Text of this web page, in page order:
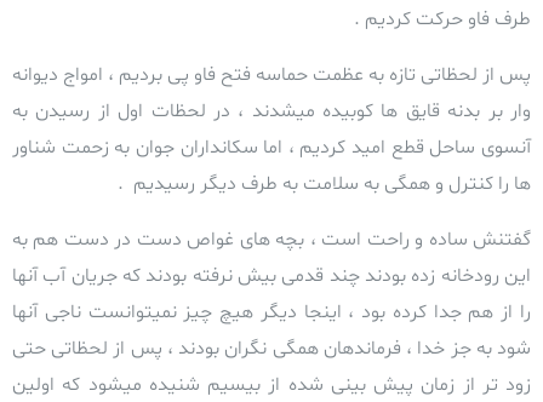
طرف فاو حرکت کردیم .
پس از لحظاتی تازه به عظمت حماسه فتح فاو پی بردیم ، امواج دیوانه
وار بر بدنه قایق ها کوبیده میشدند ، در لحظات اول از رسیدن به
آنسوی ساحل قطع امید کردیم ، اما سکانداران جوان به زحمت شناور
ها را کنترل و همگی به سلامت به طرف دیگر رسیدیم .
گفتنش ساده و راحت است ، بچه های غواص دست در دست هم به
این رودخانه زده بودند چند قدمی بیش نرفته بودند که جریان آب آنها
را از هم جدا کرده بود ، اینجا دیگر هیچ چیزنمیتوانست ناجی آنها
شود به جز خدا ، فرماندهان همگی نگران بودند ، پس از لحظاتی حتی
زود تر از زمان پیش بینی شده از بیسیم شنیده میشود که اولین